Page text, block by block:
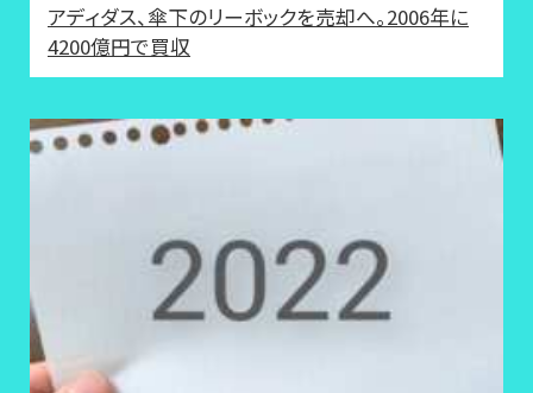
アディダス、傘下のリーボックを売却へ。2006年に
4200億円で買収